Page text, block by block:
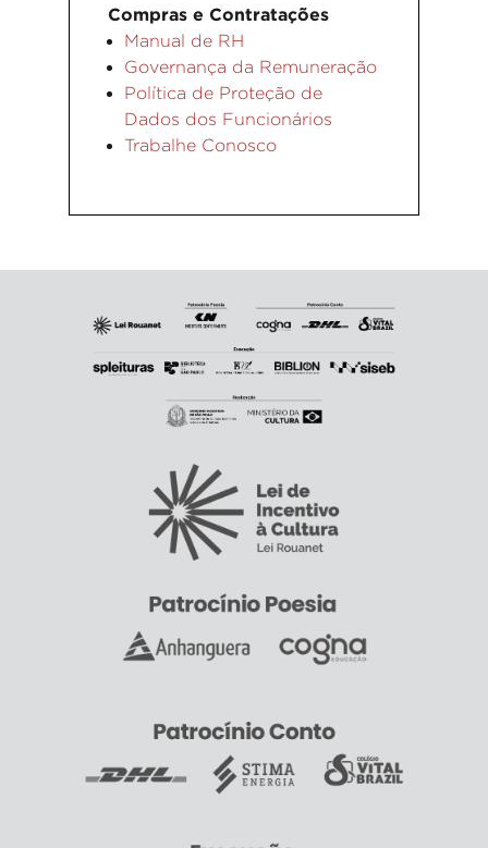
Compras e Contratações
Manual de RH
Governança da Remuneração
Política de Proteção de
Dados dos Funcionários
Trabalhe Conosco